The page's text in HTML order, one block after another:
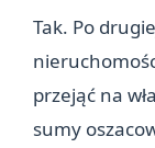
Tak. Po
przejąć na
sumy